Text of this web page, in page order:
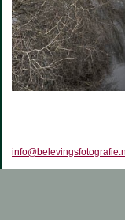
info@belevingsfotografie.nl